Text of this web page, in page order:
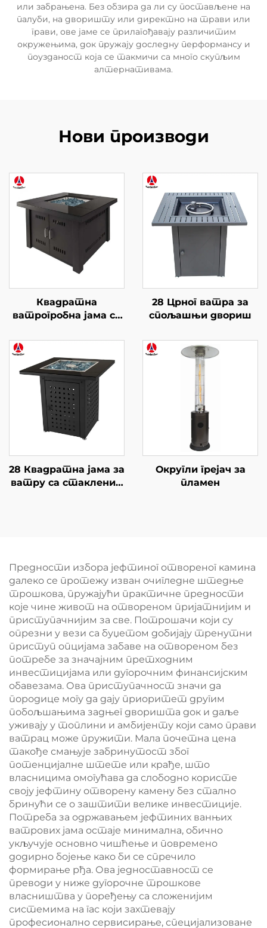
или забрањена. Без обзира да ли су постављене на
палуби, на дворишту или директно на трави или
грави, ове јаме се прилагођавају различитим
окружењима, док пружају доследну перформансу и
поузданост која се такмичи са много скупљим
алтернативама.
Нови производи
Квадратна
ватрогробна јама са
28 Црног ватра за
спољашњи двориш
28 Квадратна јама за
ватру са стакленим
Округли грејач за
пламен
Предности избора јефтиног отвореног камина
далеко се протежу изван очигледне штедње
трошкова, пружајући практичне предности
које чине живот на отвореном пријатнијим и
приступачнијим за све. Потрошачи који су
опрезни у вези са буџетом добијају тренутни
приступ опцијама забаве на отвореном без
потребе за значајним претходним
инвестицијама или дугорочним финансијским
обавезама. Ова приступачност значи да
породице могу да дају приоритет другим
побољшањима задњег дворишта док и даље
уживају у топлини и амбијенту који само прави
ватрац може пружити. Мала почетна цена
такође смањује забринутост због
потенцијалне штете или крађе, што
власницима омогућава да слободно користе
своју јефтину отворену камену без стално
бринући се о заштити велике инвестиције.
Потреба за одржавањем јефтиних ванњих
ватрових јама остаје минимална, обично
укључује основно чишћење и повремено
додирно бојење како би се спречило
формирање рђа. Ова једноставност се
преводи у ниже дугорочне трошкове
власништва у поређењу са сложенијим
системима на гас који захтевају
професионално сервисирање, специјализоване